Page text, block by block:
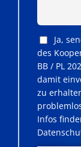
Ja,
des
BB / PL
damit
zu
Infos